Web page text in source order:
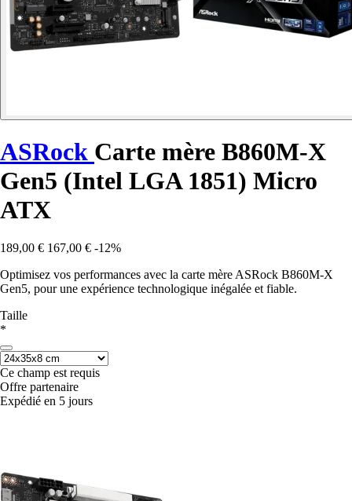
ASRock Carte mère B860M-X
Gen5 (Intel LGA 1851) Micro
ATX
189,00 € 167,00 € -12%
Optimisez vos performances avec la carte mère ASRock B860M-X
Gen5, pour une expérience technologique inégalée et fiable.
Taille
*
Ce champ est requis
Offre partenaire
Expédié en 5 jours